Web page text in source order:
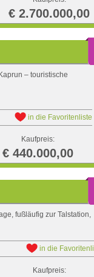
€ 2.700.000,00
– touristische
in die Favoritenliste
Kaufpreis:
€ 440.000,00
fußläufig zur Talstation,
in die
Kaufpreis: